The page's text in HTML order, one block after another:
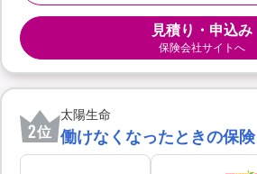
見積り・申込み
保険会社サイトへ
2位
太陽生命
働けなくなったときの保険